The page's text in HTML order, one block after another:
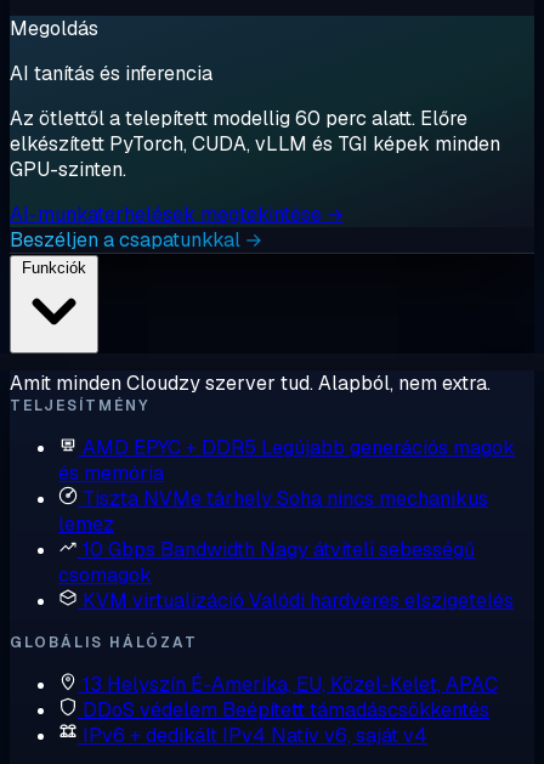
Megoldás
AI tanítás és inferencia
Az ötlettől a telepített modellig 60 perc alatt. Előre
elkészített PyTorch, CUDA, vLLM és TGI képek minden
GPU-szinten.
AI-munkaterhelések megtekintése →
Beszéljen a csapatunkkal →
Amit minden Cloudzy szerver tud. Alapból, nem extra.
TELJESÍTMÉNY
AMD EPYC + DDR5 Legújabb generációs magok
és memória
Tiszta NVMe tárhelySoha nincs mechanikus
lemez
10 Gbps Bandwidth Nagy átviteli sebességű
csomagok
KVM virtualizáció Valódi hardveres elszigetelés
GLOBÁLIS HÁLÓZAT
13 Helyszín É-Amerika, EU, Közel-Kelet, APAC
DDoS védelem Beépített támadáscsökkentés
IPv6 + dedikált IPv4 Natív v6, saját v4